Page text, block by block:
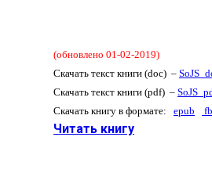
(обновлено 01-02-2019)
Скачать текст книги (doc) –
Скачать текст книги (pdf) –
Скачать книгу в формате: epub
Читать книгу